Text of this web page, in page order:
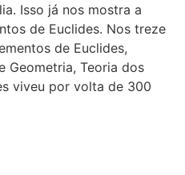
Isso já nos mostra a
de Euclides. Nos treze
de Euclides,
Geometria, Teoria dos
viveu por volta de 300